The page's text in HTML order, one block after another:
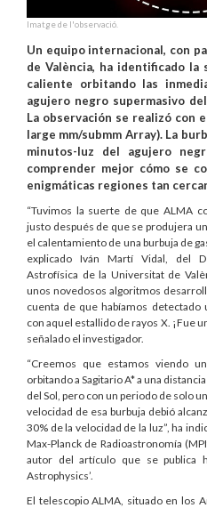
Imatge de l'observació.
Un equipo internacional, con
de València, ha identificado la
caliente orbitando las
agujero negro supermasivo
La observación se realizó con
large mm/submm Array). La
minutos-luz del agujero
comprender mejor cómo se
enigmáticas regiones tan
“Tuvimos la suerte de que ALMA
justo después de que se produjera
el calentamiento de una burbuja de
explicado Iván Martí Vidal, del
Astrofísica de la Universitat de
unos novedosos algoritmos
cuenta de que habíamos detectado
con aquel estallido de rayos X. ¡Fue
señalado el investigador.
“Creemos que estamos viendo
orbitando a Sagitario A* a una
del Sol, pero con un periodo de solo
velocidad de esa burbuja debió
30% de la velocidad de la luz”, ha
Max-Planck de Radioastronomía
autor del artículo que se publica
Astrophysics’.
El telescopio ALMA, situado en los